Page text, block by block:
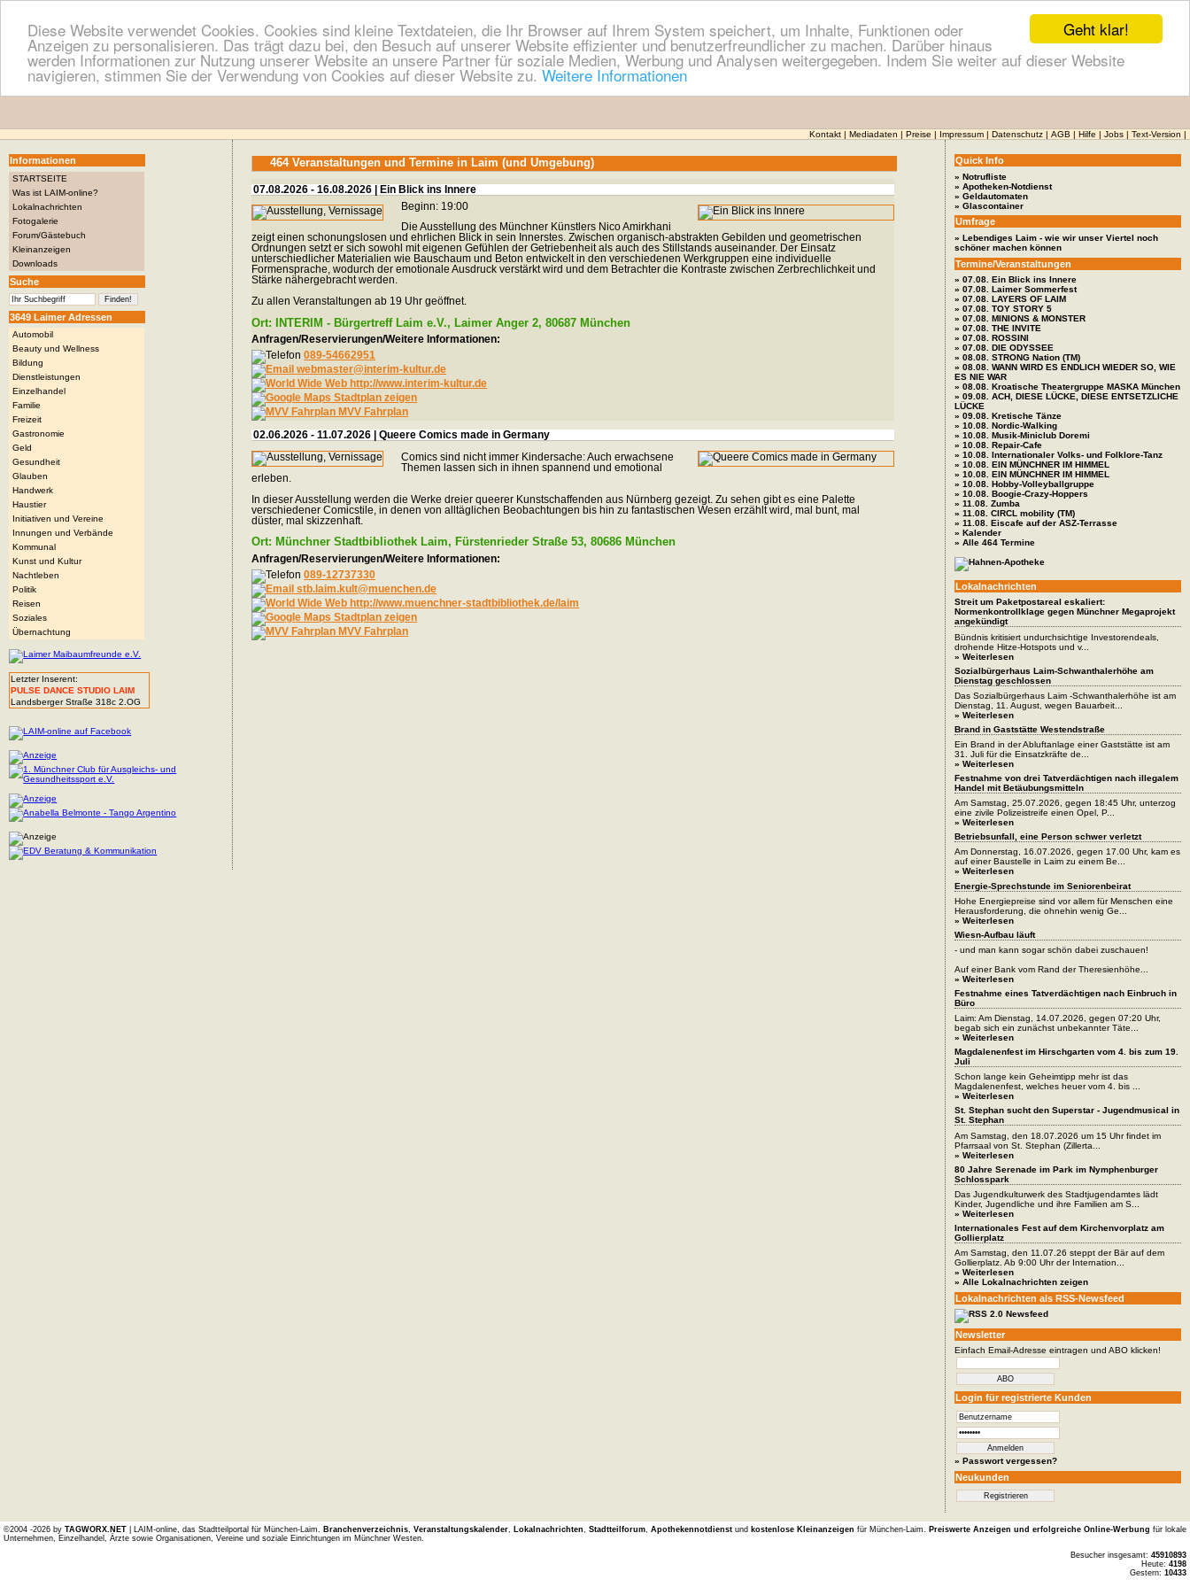
Geht klar!
Diese Website verwendet Cookies. Cookies sind kleine Textdateien, die Ihr Browser auf Ihrem System speichert, um Inhalte, Funktionen oder
Anzeigen zu personalisieren. Das trägt dazu bei, den Besuch auf unserer Website effizienter und benutzerfreundlicher zu machen. Darüber hinaus
werden Informationen zur Nutzung unserer Website an unsere Partner für soziale Medien, Werbung und Analysen weitergegeben. Indem Sie weiter auf dieser Website
navigieren, stimmen Sie der Verwendung von Cookies auf dieser Website zu. Weitere Informationen
Kontakt Mediadaten Preise Impressum Datenschutz AGB Hilfe Jobs Text-Version
Informationen
STARTSEITE
Was ist LAIM-online?
Lokalnachrichten
Fotogalerie
Forum/Gästebuch
Kleinanzeigen
Downloads
Suche
3649 Laimer Adressen
Automobil
Beauty und Wellness
Bildung
Dienstleistungen
Einzelhandel
Familie
Freizeit
Gastronomie
Geld
Gesundheit
Glauben
Handwerk
Haustier
Initiativen und Vereine
Innungen und Verbände
Kommunal
Kunst und Kultur
Nachtleben
Politik
Reisen
Soziales
Übernachtung
Letzter Inserent:
PULSE DANCE STUDIO LAIM
Landsberger Straße 318c 2.OG
464 Veranstaltungen und Termine in Laim (und Umgebung)
07.08.2026 - 16.08.2026 | Ein Blick ins Innere
Beginn: 19:00
Die Ausstellung des Münchner Künstlers Nico Amirkhani
zeigt einen schonungslosen und ehrlichen Blick in sein Innerstes. Zwischen organisch-abstrakten Gebilden und geometrischen
Ordnungen setzt er sich sowohl mit eigenen Gefühlen der Getriebenheit als auch des Stillstands auseinander. Der Einsatz
unterschiedlicher Materialien wie Bauschaum und Beton entwickelt in den verschiedenen Werkgruppen eine individuelle
Formensprache, wodurch der emotionale Ausdruck verstärkt wird und dem Betrachter die Kontraste zwischen Zerbrechlichkeit und
Stärke nähergebracht werden.
Zu allen Veranstaltungen ab 19 Uhr geöffnet.
Ort: INTERIM - Bürgertreff Laim e.V., Laimer Anger 2, 80687 München
Anfragen/Reservierungen/Weitere Informationen:
089-54662951
webmaster@interim-kultur.de
http://www.interim-kultur.de
Stadtplan zeigen
MVV Fahrplan
02.06.2026 - 11.07.2026 | Queere Comics made in Germany
Comics sind nicht immer Kindersache: Auch erwachsene
Themen lassen sich in ihnen spannend und emotional
erleben.
In dieser Ausstellung werden die Werke dreier queerer Kunstschaffenden aus Nürnberg gezeigt. Zu sehen gibt es eine Palette
verschiedener Comicstile, in denen von alltäglichen Beobachtungen bis hin zu fantastischen Wesen erzählt wird, mal bunt, mal
düster, mal skizzenhaft.
Ort: Münchner Stadtbibliothek Laim, Fürstenrieder Straße 53, 80686 München
Anfragen/Reservierungen/Weitere Informationen:
089-12737330
stb.laim.kult@muenchen.de
http://www.muenchner-stadtbibliothek.de/laim
Stadtplan zeigen
MVV Fahrplan
Quick Info
» Notrufliste
» Apotheken-Notdienst
» Geldautomaten
» Glascontainer
Umfrage
» Lebendiges Laim - wie wir unser Viertel noch
schöner machen können
Termine/Veranstaltungen
» 07.08. Ein Blick ins Innere
» 07.08. Laimer Sommerfest
» 07.08. LAYERS OF LAIM
» 07.08. TOY STORY 5
» 07.08. MINIONS & MONSTER
» 07.08. THE INVITE
» 07.08. ROSSINI
» 07.08. DIE ODYSSEE
» 08.08. STRONG Nation (TM)
» 08.08. WANN WIRD ES ENDLICH WIEDER SO, WIE
ES NIE WAR
» 08.08. Kroatische Theatergruppe MASKA München
» 09.08. ACH, DIESE LÜCKE, DIESE ENTSETZLICHE
LÜCKE
» 09.08. Kretische Tänze
» 10.08. Nordic-Walking
» 10.08. Musik-Miniclub Doremi
» 10.08. Repair-Cafe
» 10.08. Internationaler Volks- und Folklore-Tanz
» 10.08. EIN MÜNCHNER IM HIMMEL
» 10.08. EIN MÜNCHNER IM HIMMEL
» 10.08. Hobby-Volleyballgruppe
» 10.08. Boogie-Crazy-Hoppers
» 11.08. Zumba
» 11.08. CIRCL mobility (TM)
» 11.08. Eiscafe auf der ASZ-Terrasse
» Kalender
» Alle 464 Termine
Lokalnachrichten
Streit um Paketpostareal eskaliert:
Normenkontrollklage gegen Münchner Megaprojekt
angekündigt
Bündnis kritisiert undurchsichtige Investorendeals,
drohende Hitze-Hotspots und v...
» Weiterlesen
Sozialbürgerhaus Laim-Schwanthalerhöhe am
Dienstag geschlossen
Das Sozialbürgerhaus Laim -Schwanthalerhöhe ist am
Dienstag, 11. August, wegen Bauarbeit...
» Weiterlesen
Brand in Gaststätte Westendstraße
Ein Brand in der Abluftanlage einer Gaststätte ist am
31. Juli für die Einsatzkräfte de...
» Weiterlesen
Festnahme von drei Tatverdächtigen nach illegalem
Handel mit Betäubungsmitteln
Am Samstag, 25.07.2026, gegen 18:45 Uhr, unterzog
eine zivile Polizeistreife einen Opel, P...
» Weiterlesen
Betriebsunfall, eine Person schwer verletzt
Am Donnerstag, 16.07.2026, gegen 17.00 Uhr, kam es
auf einer Baustelle in Laim zu einem Be...
» Weiterlesen
Energie-Sprechstunde im Seniorenbeirat
Hohe Energiepreise sind vor allem für Menschen eine
Herausforderung, die ohnehin wenig Ge...
» Weiterlesen
Wiesn-Aufbau läuft
- und man kann sogar schön dabei zuschauen!
Auf einer Bank vom Rand der Theresienhöhe...
» Weiterlesen
Festnahme eines Tatverdächtigen nach Einbruch in
Büro
Laim: Am Dienstag, 14.07.2026, gegen 07:20 Uhr,
begab sich ein zunächst unbekannter Täte...
» Weiterlesen
Magdalenenfest im Hirschgarten vom 4. bis zum 19.
Juli
Schon lange kein Geheimtipp mehr ist das
Magdalenenfest, welches heuer vom 4. bis ...
» Weiterlesen
St. Stephan sucht den Superstar - Jugendmusical in
St. Stephan
Am Samstag, den 18.07.2026 um 15 Uhr findet im
Pfarrsaal von St. Stephan (Zillerta...
» Weiterlesen
80 Jahre Serenade im Park im Nymphenburger
Schlosspark
Das Jugendkulturwerk des Stadtjugendamtes lädt
Kinder, Jugendliche und ihre Familien am S...
» Weiterlesen
Internationales Fest auf dem Kirchenvorplatz am
Gollierplatz
Am Samstag, den 11.07.26 steppt der Bär auf dem
Gollierplatz. Ab 9:00 Uhr der Internation...
» Weiterlesen
» Alle Lokalnachrichten zeigen
Lokalnachrichten als RSS-Newsfeed
Newsletter
Einfach Email-Adresse eintragen und ABO klicken!
Login für registrierte Kunden
» Passwort vergessen?
Neukunden
©2004 -2026 by TAGWORX.NET| LAIM-online, das Stadtteilportal für München-Laim. Branchenverzeichnis, Veranstaltungskalender, Lokalnachrichten Stadtteilforum, Apothekennotdienstund kostenlose Kleinanzeigen für München-Laim. Preiswerte Anzeigen und erfolgreiche Online-Werbung für lokale
Unternehmen, Einzelhandel, Ärzte sowie Organisationen, Vereine und soziale Einrichtungen im Münchner Westen.
Besucher insgesamt:45910893
Heute:4198
Gestern:10433